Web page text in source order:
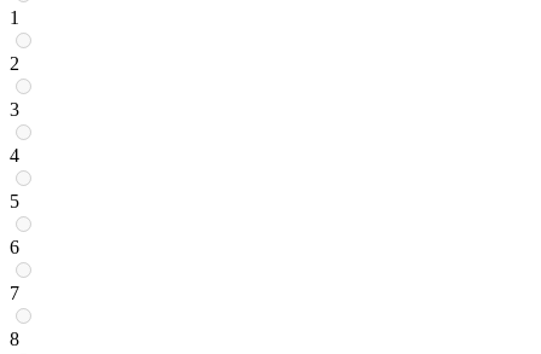
1
2
3
4
5
6
7
8